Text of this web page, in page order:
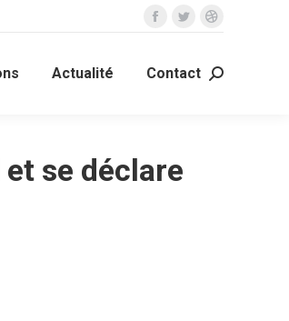
La
Facebook
nouvelle
La
Twitter
nouvelle
La
Dribble
Actualité Contact Recherche
se déclare